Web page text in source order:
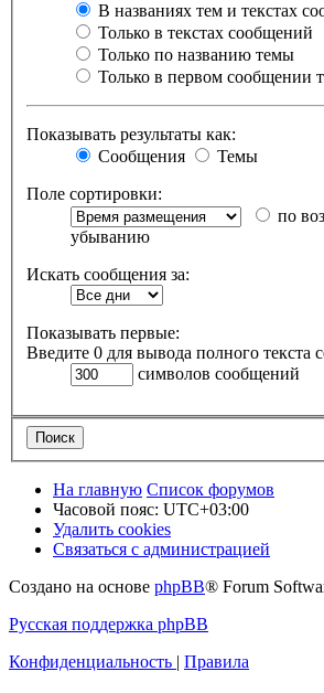
В названиях тем и текстах
Только в текстах сообщений
Только по названию темы
Только в первом сообщении
Показывать результаты как:
Сообщения
Темы
Поле сортировки:
по
убыванию
Искать сообщения за:
Показывать первые:
Введите 0 для вывода полного текста
символов сообщений
На главную Список форумов
Часовой пояс: UTC+03:00
Удалить cookies
Связаться с администрацией
Создано на основе phpBB® Forum
Русская поддержка phpBB
Конфиденциальность | Правила